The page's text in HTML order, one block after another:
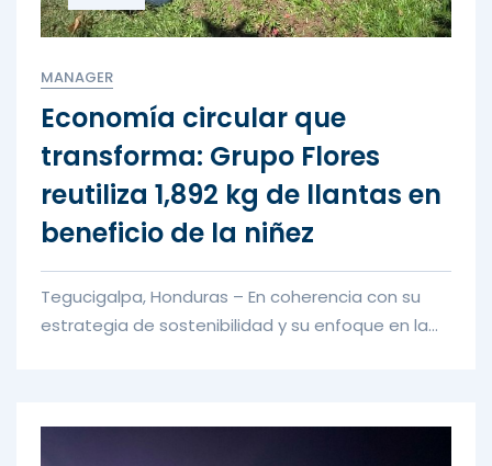
MANAGER
Economía circular que
transforma: Grupo Flores
reutiliza 1,892 kg de llantas en
beneficio de la niñez
Tegucigalpa, Honduras – En coherencia con su
estrategia de sostenibilidad y su enfoque en la